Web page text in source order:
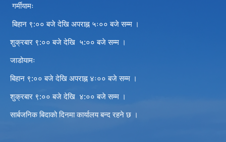
गर्मीयामः
बिहान ९:०० बजे देखि अपराह्न ५ः०० बजे सम्म ।
शुक्रबार ९:०० बजे देखि ५:०० बजे सम्म ।
जाडोयामः
बिहान ९:०० बजे देखि अपराह्न ४ः०० बजे सम्म ।
शुक्रबार ९:०० बजे देखि ४:०० बजे सम्म ।
सार्बजनिक बिदाको दिनमा कार्यालय बन्द रहने छ ।